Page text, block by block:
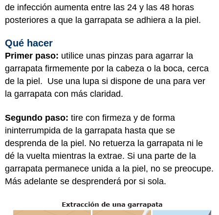
de infección aumenta entre las 24 y las 48 horas
posteriores a que la garrapata se adhiera a la piel.
Qué hacer
Primer paso: utilice unas pinzas para agarrar la
garrapata firmemente por la cabeza o la boca, cerca
de la piel. Use una lupa si dispone de una para ver
la garrapata con más claridad.
Segundo paso: tire con firmeza y de forma
ininterrumpida de la garrapata hasta que se
desprenda de la piel. No retuerza la garrapata ni le
dé la vuelta mientras la extrae. Si una parte de la
garrapata permanece unida a la piel, no se preocupe.
Más adelante se desprenderá por si sola.